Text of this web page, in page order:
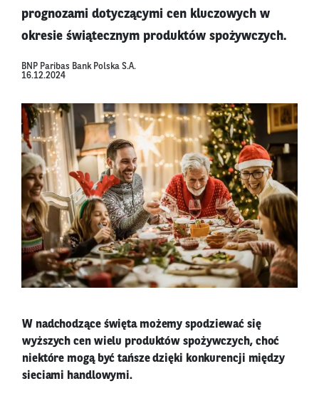
prognozami dotyczącymi cen kluczowych w
okresie świątecznym produktów spożywczych.
BNP Paribas Bank Polska S.A.
16.12.2024
W nadchodzące święta możemy spodziewać się
wyższych cen wielu produktów spożywczych, choć
niektóre mogą być tańsze dzięki konkurencji między
sieciami handlowymi.